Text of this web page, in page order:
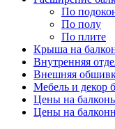
По
По полу
По плите
Крыша на
Внутренняя
Внешняя
Мебель и декор
Цены на
Цены на